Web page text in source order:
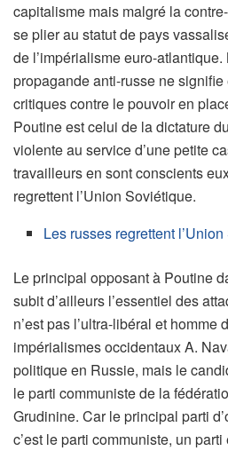
capitalisme mais malgré la
se plier au statut de pays
de l’impérialisme euro-
propagande anti-russe ne
critiques contre le pouvoir en
Poutine est celui de la dictature
violente au service d’une petite
travailleurs en sont conscients
regrettent l’Union Soviétique.
Les russes regrettent
Le principal opposant à Poutine
subit d’ailleurs l’essentiel des
n’est pas l’ultra-libéral et homme
impérialismes occidentaux A.
politique en Russie, mais le
le parti communiste de la
Grudinine. Car le principal parti
c’est le parti communiste, un